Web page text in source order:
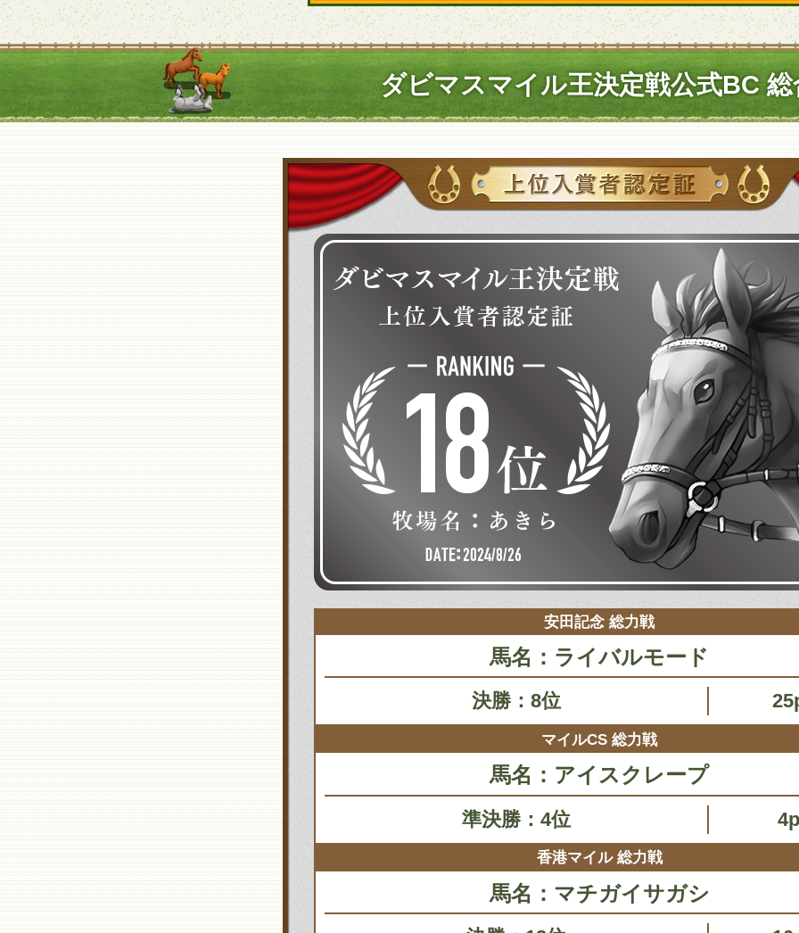
ダビマスマイル王決定戦公式BC 総
安田記念 総力戦
馬名：ライバルモード
決勝：8位
マイルCS 総力戦
馬名：アイスクレープ
準決勝：4位
香港マイル 総力戦
馬名：マチガイサガシ